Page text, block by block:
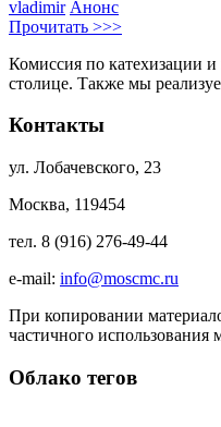
vladimir Анонс
Прочитать >>>
Комиссия по катехизации
столице. Также мы
Контакты
ул. Лобачевского, 23
Москва, 119454
тел. 8 (916) 276-49-44
e-mail: info@moscmc.ru
При копировании
частичного использования
Облако тегов